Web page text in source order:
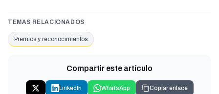
TEMAS RELACIONADOS
Premios y reconocimientos
Compartir este artículo
LinkedIn WhatsApp Copiar enlace